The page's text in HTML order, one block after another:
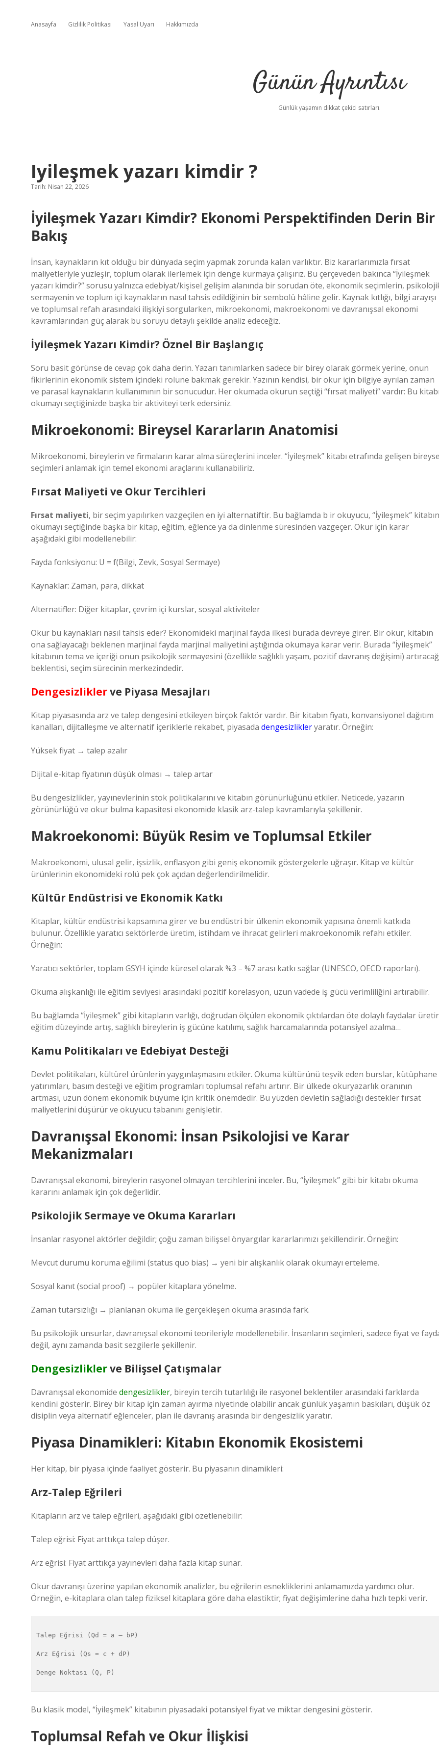
Anasayfa Gizlilik Politikası Yasal Uyarı Hakkımızda
Günün Ayrıntısı
Günlük yaşamın dikkat çekici satırları.
Iyileşmek yazarı kimdir ?
Tarih: Nisan 22, 2026
İyileşmek Yazarı Kimdir? Ekonomi Perspektifinden Derin Bir
Bakış
İnsan, kaynakların kıt olduğu bir dünyada seçim yapmak zorunda kalan varlıktır. Biz kararlarımızla fırsat
maliyetleriyle yüzleşir, toplum olarak ilerlemek için denge kurmaya çalışırız. Bu çerçeveden bakınca “İyileşmek
yazarı kimdir?” sorusu yalnızca edebiyat/kişisel gelişim alanında bir sorudan öte, ekonomik seçimlerin,
sermayenin ve toplum içi kaynakların nasıl tahsis edildiğinin bir sembolü hâline gelir. Kaynak kıtlığı, bilgi arayışı
ve toplumsal refah arasındaki ilişkiyi sorgularken, mikroekonomi, makroekonomi ve davranışsal ekonomi
kavramlarından güç alarak bu soruyu detaylı şekilde analiz edeceğiz.
İyileşmek Yazarı Kimdir? Öznel Bir Başlangıç
Soru basit görünse de cevap çok daha derin. Yazarı tanımlarken sadece bir birey olarak görmek yerine, onun
fikirlerinin ekonomik sistem içindeki rolüne bakmak gerekir. Yazının kendisi, bir okur için bilgiye ayrılan zaman
ve parasal kaynakların kullanımının bir sonucudur. Her okumada okurun seçtiği “fırsat maliyeti” vardır: Bu
okumayı seçtiğinizde başka bir aktiviteyi terk edersiniz.
Mikroekonomi: Bireysel Kararların Anatomisi
Mikroekonomi, bireylerin ve firmaların karar alma süreçlerini inceler. “İyileşmek” kitabı etrafında gelişen
seçimleri anlamak için temel ekonomi araçlarını kullanabiliriz.
Fırsat Maliyeti ve Okur Tercihleri
Fırsat maliyeti, bir seçim yapılırken vazgeçilen en iyi alternatiftir. Bu bağlamda b ir okuyucu, “İyileşmek”
okumayı seçtiğinde başka bir kitap, eğitim, eğlence ya da dinlenme süresinden vazgeçer. Okur için karar
aşağıdaki gibi modellenebilir:
Fayda fonksiyonu: U = f(Bilgi, Zevk, Sosyal Sermaye)
Kaynaklar: Zaman, para, dikkat
Alternatifler: Diğer kitaplar, çevrim içi kurslar, sosyal aktiviteler
Okur bu kaynakları nasıl tahsis eder? Ekonomideki marjinal fayda ilkesi burada devreye girer. Bir okur, kitabın
ona sağlayacağı beklenen marjinal fayda marjinal maliyetini aştığında okumaya karar verir. Burada “İyileşmek”
kitabının tema ve içeriği onun psikolojik sermayesini (özellikle sağlıklı yaşam, pozitif davranış değişimi)
beklentisi, seçim sürecinin merkezindedir.
Dengesizliklerve Piyasa Mesajları
Kitap piyasasında arz ve talep dengesini etkileyen birçok faktör vardır. Bir kitabın fiyatı, konvansiyonel dağıtım
kanalları, dijitalleşme ve alternatif içeriklerle rekabet, piyasada dengesizlikleryaratır. Örneğin:
Yüksek fiyat → talep azalır
Dijital e-kitap fiyatının düşük olması → talep artar
Bu dengesizlikler, yayınevlerinin stok politikalarını ve kitabın görünürlüğünü etkiler. Neticede, yazarın
görünürlüğü ve okur bulma kapasitesi ekonomide klasik arz-talep kavramlarıyla şekillenir.
Makroekonomi: Büyük Resim ve Toplumsal Etkiler
Makroekonomi, ulusal gelir, işsizlik, enflasyon gibi geniş ekonomik göstergelerle uğraşır. Kitap ve kültür
ürünlerinin ekonomideki rolü pek çok açıdan değerlendirilmelidir.
Kültür Endüstrisi ve Ekonomik Katkı
Kitaplar, kültür endüstrisi kapsamına girer ve bu endüstri bir ülkenin ekonomik yapısına önemli katkıda
bulunur. Özellikle yaratıcı sektörlerde üretim, istihdam ve ihracat gelirleri makroekonomik refahı etkiler.
Örneğin:
Yaratıcı sektörler, toplam GSYH içinde küresel olarak %3 – %7 arası katkı sağlar (UNESCO, OECD raporları).
Okuma alışkanlığı ile eğitim seviyesi arasındaki pozitif korelasyon, uzun vadede iş gücü verimliliğini artırabilir.
Bu bağlamda “İyileşmek” gibi kitapların varlığı, doğrudan ölçülen ekonomik çıktılardan öte dolaylı faydalar
eğitim düzeyinde artış, sağlıklı bireylerin iş gücüne katılımı, sağlık harcamalarında potansiyel azalma…
Kamu Politikaları ve Edebiyat Desteği
Devlet politikaları, kültürel ürünlerin yaygınlaşmasını etkiler. Okuma kültürünü teşvik eden burslar, kütüphane
yatırımları, basım desteği ve eğitim programları toplumsal refahı artırır. Bir ülkede okuryazarlık oranının
artması, uzun dönem ekonomik büyüme için kritik önemdedir. Bu yüzden devletin sağladığı destekler fırsat
maliyetlerini düşürür ve okuyucu tabanını genişletir.
Davranışsal Ekonomi: İnsan Psikolojisi ve Karar
Mekanizmaları
Davranışsal ekonomi, bireylerin rasyonel olmayan tercihlerini inceler. Bu, “İyileşmek” gibi bir kitabı okuma
kararını anlamak için çok değerlidir.
Psikolojik Sermaye ve Okuma Kararları
İnsanlar rasyonel aktörler değildir; çoğu zaman bilişsel önyargılar kararlarımızı şekillendirir. Örneğin:
Mevcut durumu koruma eğilimi (status quo bias) → yeni bir alışkanlık olarak okumayı erteleme.
Sosyal kanıt (social proof) → popüler kitaplara yönelme.
Zaman tutarsızlığı → planlanan okuma ile gerçekleşen okuma arasında fark.
Bu psikolojik unsurlar, davranışsal ekonomi teorileriyle modellenebilir. İnsanların seçimleri, sadece fiyat ve
değil, aynı zamanda basit sezgilerle şekillenir.
Dengesizliklerve Bilişsel Çatışmalar
Davranışsal ekonomide dengesizlikler, bireyin tercih tutarlılığı ile rasyonel beklentiler arasındaki farklarda
kendini gösterir. Birey bir kitap için zaman ayırma niyetinde olabilir ancak günlük yaşamın baskıları, düşük öz
disiplin veya alternatif eğlenceler, plan ile davranış arasında bir dengesizlik yaratır.
Piyasa Dinamikleri: Kitabın Ekonomik Ekosistemi
Her kitap, bir piyasa içinde faaliyet gösterir. Bu piyasanın dinamikleri:
Arz-Talep Eğrileri
Kitapların arz ve talep eğrileri, aşağıdaki gibi özetlenebilir:
Talep eğrisi: Fiyat arttıkça talep düşer.
Arz eğrisi: Fiyat arttıkça yayınevleri daha fazla kitap sunar.
Okur davranışı üzerine yapılan ekonomik analizler, bu eğrilerin esnekliklerini anlamamızda yardımcı olur.
Örneğin, e-kitaplara olan talep fiziksel kitaplara göre daha elastiktir; fiyat değişimlerine daha hızlı tepki verir.
Talep Eğrisi (Qd = a – bP)
Arz Eğrisi (Qs = c + dP)
Denge Noktası (Q, P)
Bu klasik model, “İyileşmek” kitabının piyasadaki potansiyel fiyat ve miktar dengesini gösterir.
Toplumsal Refah ve Okur İlişkisi